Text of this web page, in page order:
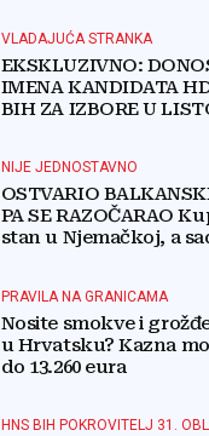
VLADAJUĆA STRANKA
EKSKLUZIVNO:
IMENA KANDIDATA
BIH ZA IZBORE U
NIJE JEDNOSTAVNO
OSTVARIO
PA SE RAZOČARAO
stan u Njemačkoj, a
PRAVILA NA GRANICAMA
Nosite smokve i
u Hrvatsku? Kazna
do 13.260 eura
HNS BIH POKROVITELJ 31.